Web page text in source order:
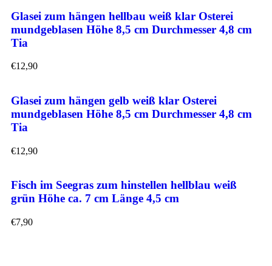
Glasei zum hängen hellbau weiß klar Osterei
mundgeblasen Höhe 8,5 cm Durchmesser 4,8 cm
Tia
€12,90
Glasei zum hängen gelb weiß klar Osterei
mundgeblasen Höhe 8,5 cm Durchmesser 4,8 cm
Tia
€12,90
Fisch im Seegras zum hinstellen hellblau weiß
grün Höhe ca. 7 cm Länge 4,5 cm
€7,90